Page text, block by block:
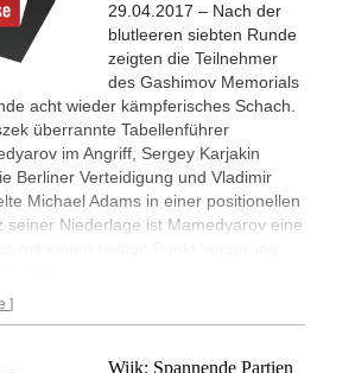
29.04.2017 – Nach der
blutleeren siebten Runde
zeigten die Teilnehmer
des Gashimov Memorials
acht wieder kämpferisches Schach.
überrannte Tabellenführer
im Angriff, Sergey Karjakin
Berliner Verteidigung und Vladimir
Michael Adams in einer positionellen
seiner Niederlage ist Mamedyarov eine
Wijk: Spannende Partien